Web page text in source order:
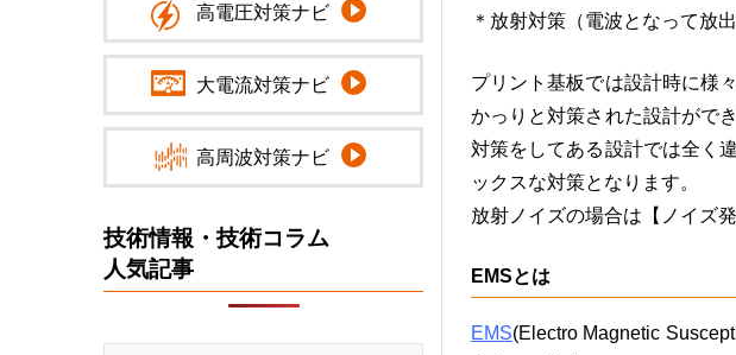
＊放射対策（電波となって放
プリント基板では設計時に様
かっりと対策された設計がで
対策をしてある設計では全く
ックスな対策となります。
放射ノイズの場合は【ノイズ
EMSとは
EMS(Electro Magnetic
高電圧対策ナビ
大電流対策ナビ
高周波対策ナビ
技術情報・技術コラム
人気記事